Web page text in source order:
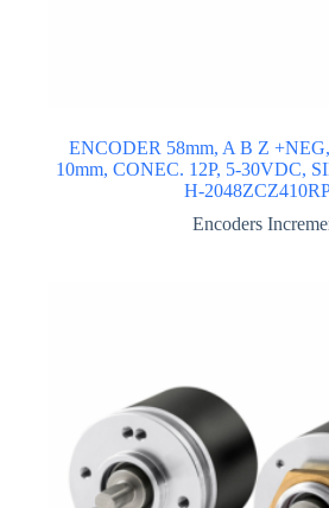
ENCODER 58mm, A B Z
10mm, CONEC. 12P, 5-30VDC,
H-
Encoders